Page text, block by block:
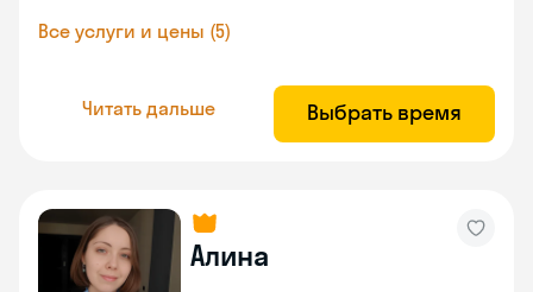
Все услуги и цены (5)
Читать дальше Выбрать время
Алина